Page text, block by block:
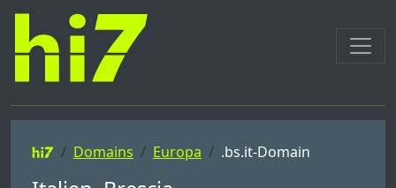
Domains Europa .bs.it-Domain